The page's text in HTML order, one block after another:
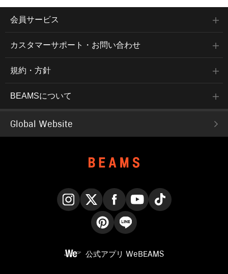
会員サービス
カスタマーサポート・お問い合わせ
規約・方針
BEAMSについて
Global Website
公式アプリ WeBEAMS